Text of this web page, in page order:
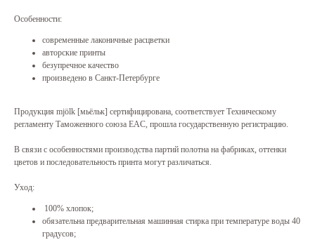
Особенности:
современные лаконичные расцветки
авторские принты
безупречное качество
произведено в Санкт-Петербурге
Продукция mjölk [мьёльк] сертифицирована, соответствует Техническому
регламенту Таможенного союза EAC, прошла государственную регистрацию.
В связи с особенностями производства партий полотна на фабриках, оттенки
цветов и последовательность принта могут различаться.
Уход:
100% хлопок;
обязательна предварительная машинная стирка при температуре воды 40
градусов;